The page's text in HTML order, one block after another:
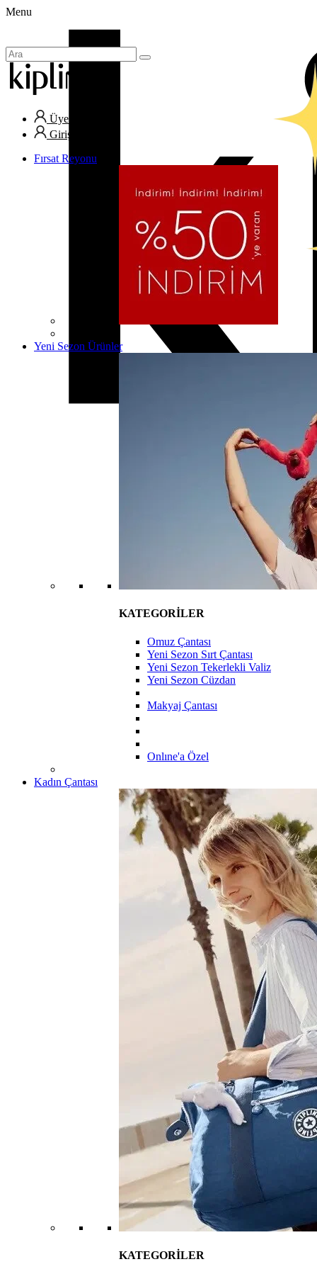
Menu
Üye Ol
Giriş Yap
Fırsat Reyonu
Yeni Sezon Ürünler
KATEGORİLER
Omuz Çantası
Yeni Sezon Sırt Çantası
Yeni Sezon Tekerlekli Valiz
Yeni Sezon Cüzdan
Makyaj Çantası
Onlıne'a Özel
Kadın Çantası
KATEGORİLER